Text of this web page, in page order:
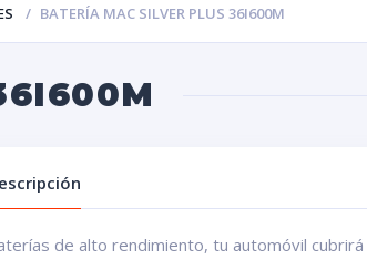
BATERÍA MAC SILVER PLUS 36I600M
de alto rendimiento, tu automóvil